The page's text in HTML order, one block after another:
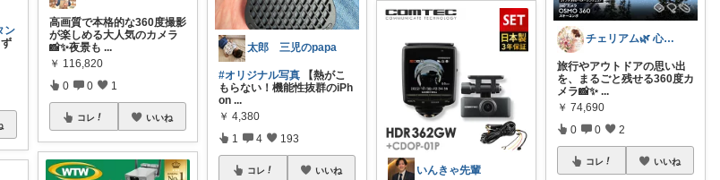
ン
高画質で本格的な360度撮影
が楽しめる大人気のカメラ
📸✨夜景も ...
￥ 116,820
0 0 1
コレ いいね
太郎 三児のpapa
#オリジナル写真 【熱がこ
もらない！機能性抜群のiPh
on ...
￥ 4,380
1 4 193
コレ いいね いんきゃ先輩
チェリアム🌿‬ 心地よい暮らし
旅行やアウトドアの思い出
を、まるごと残せる360度カ
メラ📸✨...
￥ 74,690
0 0 2
コレ いいね